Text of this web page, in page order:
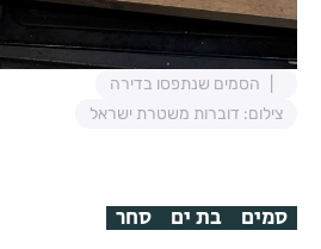
הסמים שנתפסו בדירה
צילום: דוברות משטרת ישראל
סמים בת ים סחר